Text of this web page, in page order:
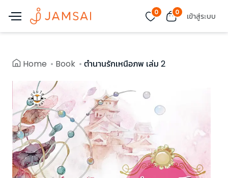
0 0 เข้าสู่ระบบ
Home Book ตำนานรักเหนือภพ เล่ม 2